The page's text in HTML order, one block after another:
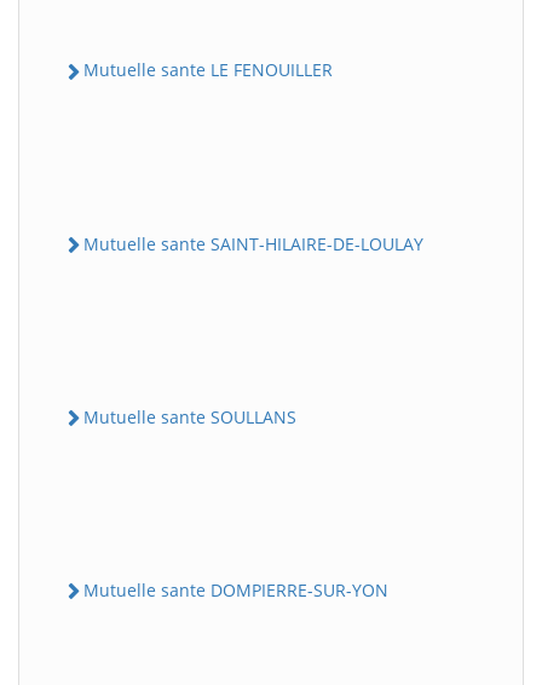
Mutuelle sante LE FENOUILLER
Mutuelle sante SAINT-HILAIRE-DE-LOULAY
Mutuelle sante SOULLANS
Mutuelle sante DOMPIERRE-SUR-YON